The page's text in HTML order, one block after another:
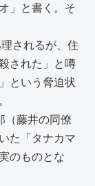
」と書く。そ
されるが、住
された」と噂
という脅迫状
（藤井の同僚
た「タナカマ
のものとな